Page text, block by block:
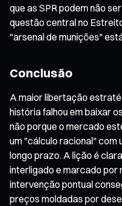
que as SPR podem não
questão central no
"arsenal de munições"
Conclusão
A maior libertação
história falhou em baixar
não porque o mercado
um "cálculo racional" com
longo prazo. A lição é
interligado e marcado por
intervenção pontual
preços moldadas por